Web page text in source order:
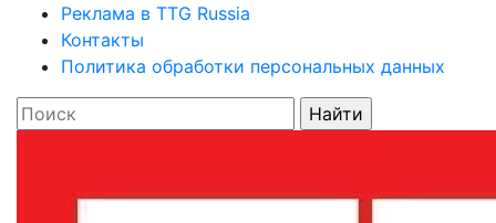
Реклама в TTG Russia
Контакты
Политика обработки персональных данных